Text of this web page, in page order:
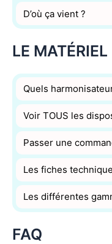
D’où ça vient ?
LE MATÉRIEL
Quels
Voir TOUS les
Passer une
Les fiches
Les différentes
FAQ